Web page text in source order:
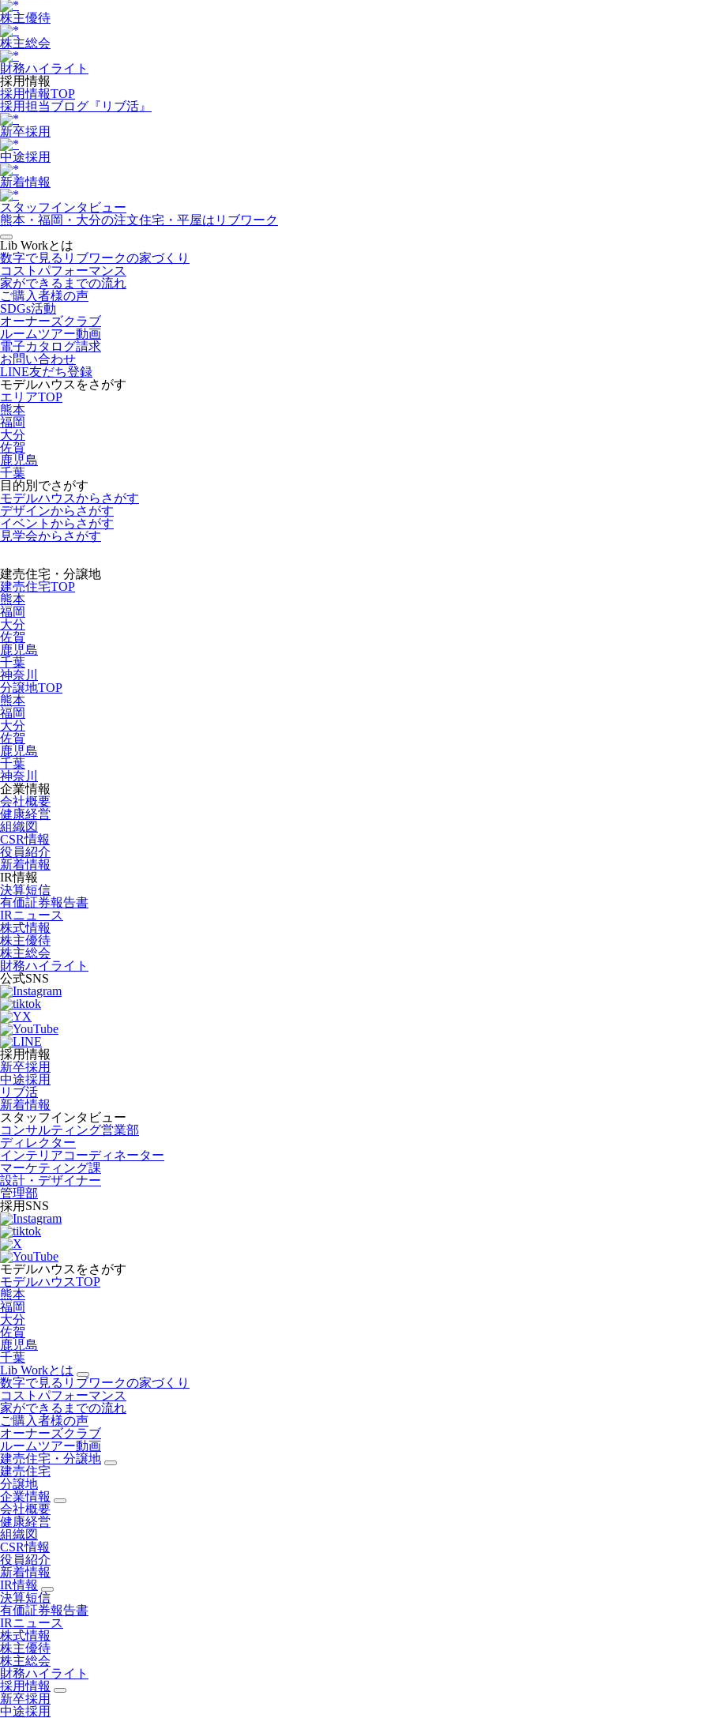
株主優待
株主総会
財務ハイライト
採用情報
採用情報TOP
採用担当ブログ『リブ活』
新卒採用
中途採用
新着情報
スタッフインタビュー
熊本・福岡・大分の注文住宅・平屋はリブワーク
Lib Workとは
数字で見るリブワークの家づくり
コストパフォーマンス
家ができるまでの流れ
ご購入者様の声
SDGs活動
オーナーズクラブ
ルームツアー動画
電子カタログ請求
お問い合わせ
LINE友だち登録
モデルハウスをさがす
エリアTOP
熊本
福岡
大分
佐賀
鹿児島
千葉
目的別でさがす
モデルハウスからさがす
デザインからさがす
イベントからさがす
見学会からさがす
建売住宅・分譲地
建売住宅TOP
熊本
福岡
大分
佐賀
鹿児島
千葉
神奈川
分譲地TOP
熊本
福岡
大分
佐賀
鹿児島
千葉
神奈川
企業情報
会社概要
健康経営
組織図
CSR情報
役員紹介
新着情報
IR情報
決算短信
有価証券報告書
IRニュース
株式情報
株主優待
株主総会
財務ハイライト
公式SNS
採用情報
新卒採用
中途採用
リブ活
新着情報
スタッフインタビュー
コンサルティング営業部
ディレクター
インテリアコーディネーター
マーケティング課
設計・デザイナー
管理部
採用SNS
モデルハウスをさがす
モデルハウスTOP
熊本
福岡
大分
佐賀
鹿児島
千葉
Lib Workとは
数字で見るリブワークの家づくり
コストパフォーマンス
家ができるまでの流れ
ご購入者様の声
オーナーズクラブ
ルームツアー動画
建売住宅・分譲地
建売住宅
分譲地
企業情報
会社概要
健康経営
組織図
CSR情報
役員紹介
新着情報
IR情報
決算短信
有価証券報告書
IRニュース
株式情報
株主優待
株主総会
財務ハイライト
採用情報
新卒採用
中途採用